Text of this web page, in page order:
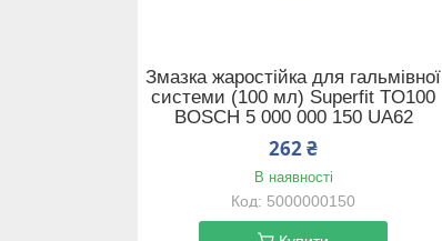
Змазка жаростійка для гальмівної
системи (100 мл) Superfit TO100
BOSCH 5 000 000 150 UA62
262 ₴
В наявності
5000000150